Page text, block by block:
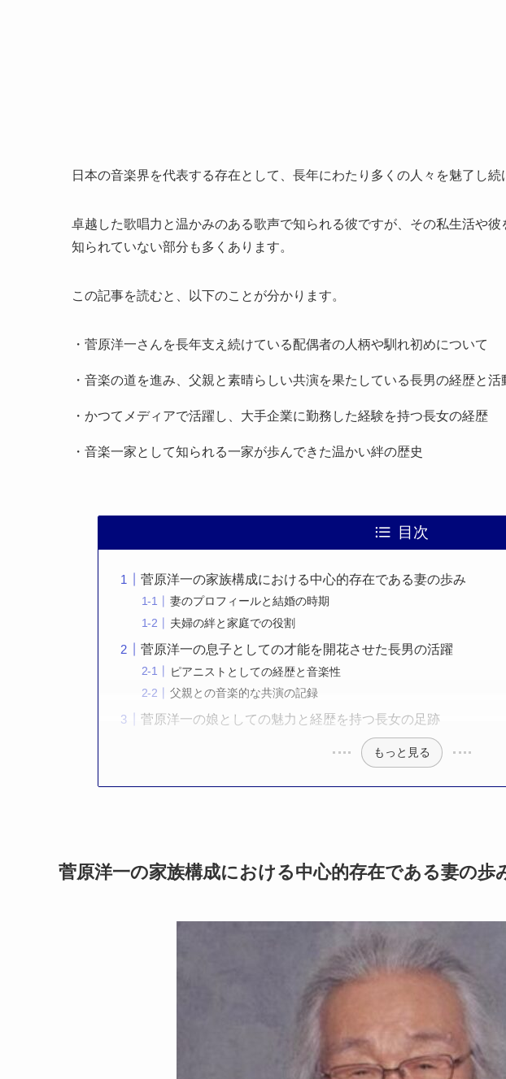
日本の音楽界を代表する存在として、長年にわたり多くの人々を魅了し続
卓越した歌唱力と温かみのある歌声で知られる彼ですが、その私生活や
知られていない部分も多くあります。
この記事を読むと、以下のことが分かります。
・菅原洋一さんを長年支え続けている配偶者の人柄や馴れ初めについて
・音楽の道を進み、父親と素晴らしい共演を果たしている長男の経歴と活
・かつてメディアで活躍し、大手企業に勤務した経験を持つ長女の経歴
・音楽一家として知られる一家が歩んできた温かい絆の歴史
目次
菅原洋一の家族構成における中心的存在である妻の歩み
妻のプロフィールと結婚の時期
夫婦の絆と家庭での役割
菅原洋一の息子としての才能を開花させた長男の活躍
ピアニストとしての経歴と音楽性
父親との音楽的な共演の記録
菅原洋一の娘としての魅力と経歴を持つ長女の足跡
もっと見る
菅原洋一の家族構成における中心的存在である妻の歩